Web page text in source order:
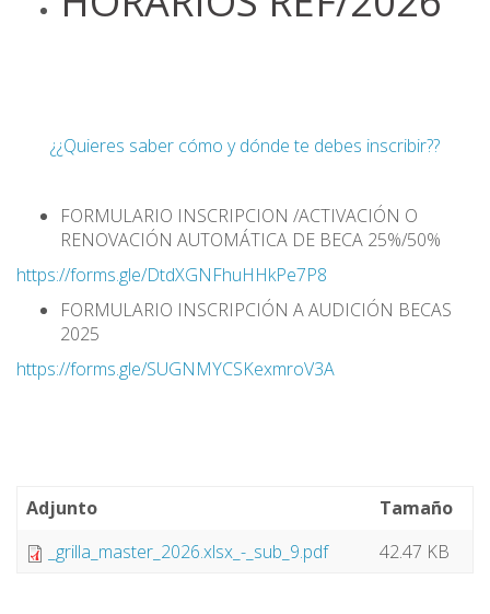
¿¿Quieres saber cómo y dónde te debes inscribir??
FORMULARIO INSCRIPCION /ACTIVACIÓN O
RENOVACIÓN AUTOMÁTICA DE BECA 25%/50%
https://forms.gle/DtdXGNFhuHHkPe7P8
FORMULARIO INSCRIPCIÓN A AUDICIÓN BECAS
2025
https://forms.gle/SUGNMYCSKexmroV3A
Adjunto
Tamaño
_grilla_master_2026.xlsx_-_sub_9.pdf
42.47 KB